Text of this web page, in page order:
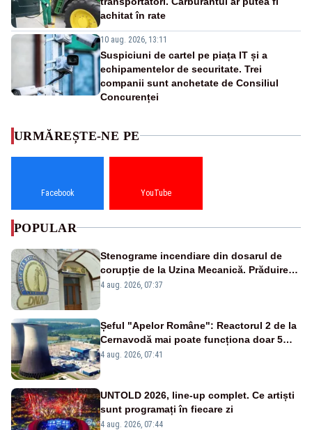
achitat în rate
10 aug. 2026, 13:11
Suspiciuni de cartel pe piața IT și a
echipamentelor de securitate. Trei
companii sunt anchetate de Consiliul
Concurenței
URMĂREȘTE-NE PE
Facebook YouTube
POPULAR
Stenograme incendiare din dosarul de
corupție de la Uzina Mecanică. Prăduirea
banilor din programul SAFE, interceptată
4 aug. 2026, 07:37
Șeful "Apelor Române": Reactorul 2 de la
Cernavodă mai poate funcționa doar 5
zile
4 aug. 2026, 07:41
UNTOLD 2026, line-up complet. Ce artiști
sunt programați în fiecare zi
4 aug. 2026, 07:44